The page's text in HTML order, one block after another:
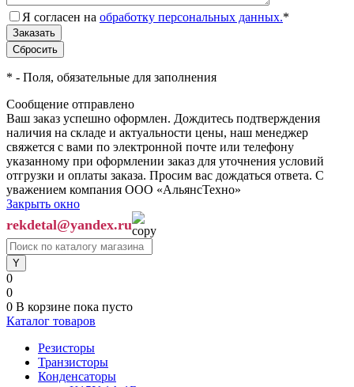
Я согласен на обработку персональных данных.*
* - Поля, обязательные для заполнения
Сообщение отправлено
Ваш заказ успешно оформлен. Дождитесь подтверждения
наличия на складе и актуальности цены, наш менеджер
свяжется с вами по электронной почте или телефону
указанному при оформлении заказ для уточнения условий
отгрузки и оплаты заказа. Просим вас дождаться ответа. С
уважением компания ООО «АльянсТехно»
Закрыть окно
rekdetal@yandex.ru
0
0
0 В корзине пока пусто
Каталог товаров
Резисторы
Транзисторы
Конденсаторы